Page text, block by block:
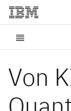
Von